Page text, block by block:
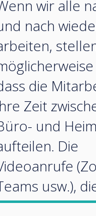
wir alle
nach
die
Zeit
und
Die
usw.),